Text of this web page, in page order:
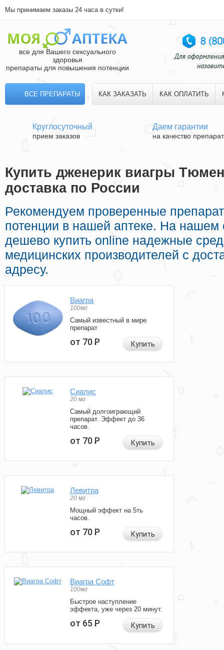
Мы принимаем заказы 24 часа в сутки!
все для Вашего сексуального
здоровья
препараты для повышения потенции
ВСЕ ПРЕПАРАТЫ КАК ЗАКАЗАТЬ КАК ОПЛАТИТЬ
Круглосуточный
прием заказов
Даем гарантии
на качество
Купить дженерик виагры
доставка по России
Рекомендуем проверенные
потенции в нашей аптеке. На
дешево купить online надежные
медицинских производителей с
адресу.
Виагра
100мг
Самый известный в мире
препарат
от 70Р Купить
Сиалис
20 мг
Самый долгоиграющий
препарат. Эффект до 36
часов.
от 70Р Купить
Левитра
20 мг
Мощный эффект на 5ть
часов.
от 70Р Купить
Виагра Софт
100мг
Быстрое наступление
эффекта, уже через 20 минут.
от 65Р Купить